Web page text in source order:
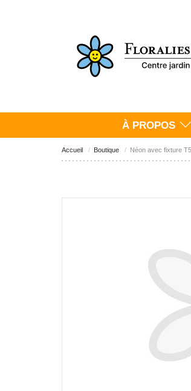
À PROPOS
Accueil Boutique Néon avec fixture